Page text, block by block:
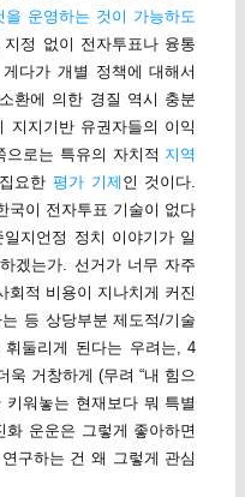
운영하는 것이 가능하도
정 없이 전자투표나 융통
다가 개별 정책에 대해서
환에 의한 경질 역시 충분
지지기반 유권자들의 이익
로는 특유의 자치적 지역
요한 평가 기제 인 것이다.
국이 전자투표 기술이 없다
지언정 정치 이야기가 일
겠는가. 선거가 너무 자주
회적 비용이 지나치게 커진
등 상당부분 제도적/기술
둘리게 된다는 우려는, 4
욱 거창하게 (무려 “내 힘으
키워놓는 현재보다 뭐 특별
운운은 그렇게 좋아하면
구하는 건 왜 그렇게 관심